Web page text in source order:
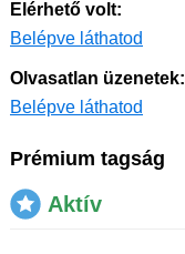
Elérhető volt:
Belépve láthatod
Olvasatlan üzenetek:
Belépve láthatod
Prémium tagság
Aktív